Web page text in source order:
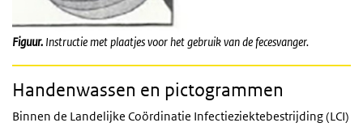
Figuur. Instructiemet plaatjes voor het gebruik van de fecesvanger.
Handenwassen en pictogrammen
Binnen de Landelijke Coördinatie Infectieziektebestrijding (LCI)